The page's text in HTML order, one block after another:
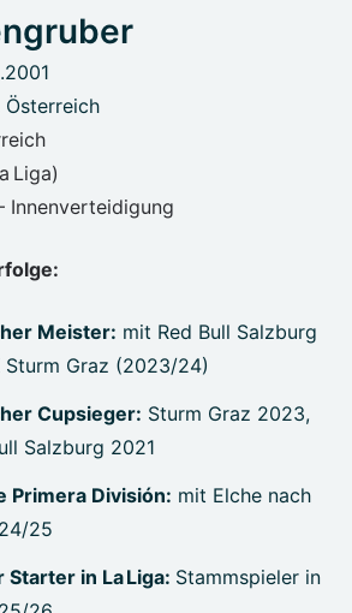
Österreich
Liga)
Innenverteidigung
Meister: mit Red Bull Salzburg
Sturm Graz (2023/24)
Cupsieger: Sturm Graz 2023,
Salzburg 2021
Primera División: mit Elche nach
25
in La Liga: Stammspieler in